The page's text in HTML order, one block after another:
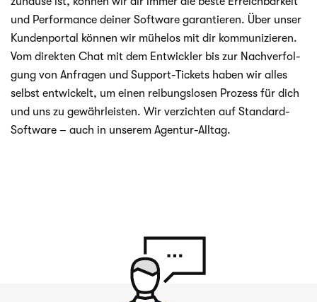
und Per­for­mance dei­ner Soft­ware garan­tie­ren. Über unser
Kun­den­por­tal kön­nen wir mühe­los mit dir kom­mu­ni­zie­ren.
Vom direk­ten Chat mit dem Ent­wick­ler bis zur Nach­ver­fol­
gung von Anfra­gen und Support-Tickets haben wir alles
selbst ent­wi­ckelt, um einen rei­bungs­lo­sen Pro­zess für dich
und uns zu gewähr­leis­ten. Wir ver­zich­ten auf Standard-
Software – auch in unse­rem Agentur-Alltag.